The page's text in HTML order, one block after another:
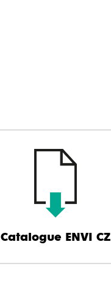
Catalogue ENVI CZ